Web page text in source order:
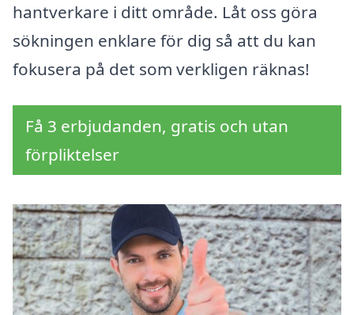
hantverkare i ditt område. Låt oss göra
sökningen enklare för dig så att du kan
fokusera på det som verkligen räknas!
Få 3 erbjudanden, gratis och utan
förpliktelser